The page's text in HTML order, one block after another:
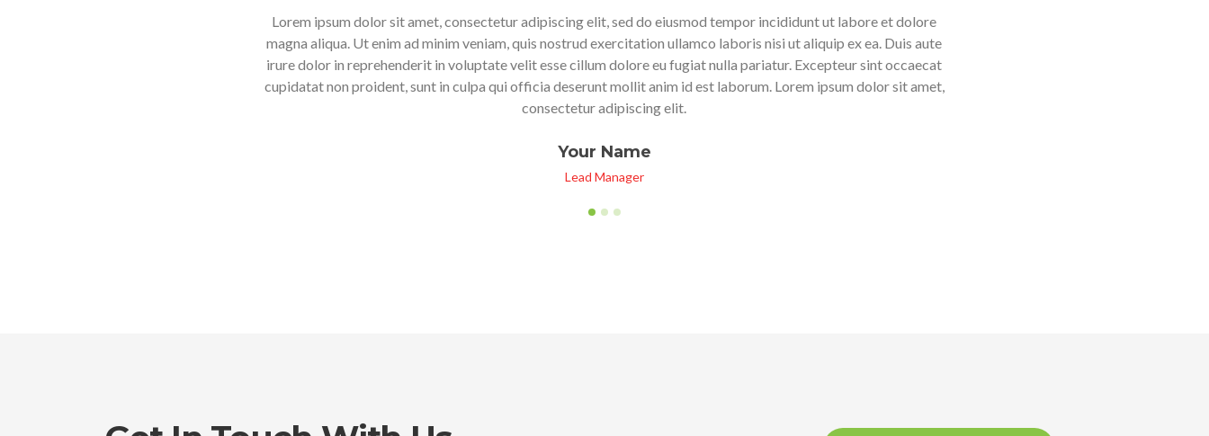
Lorem ipsum dolor sit amet, consectetur adipiscing elit, sed do eiusmod tempor incididunt ut labore et dolore
magna aliqua. Ut enim ad minim veniam, quis nostrud exercitation ullamco laboris nisi ut aliquip ex ea. Duis aute
irure dolor in reprehenderit in voluptate velit esse cillum dolore eu fugiat nulla pariatur. Excepteur sint occaecat
cupidatat non proident, sunt in culpa qui officia deserunt mollit anim id est laborum. Lorem ipsum dolor sit amet,